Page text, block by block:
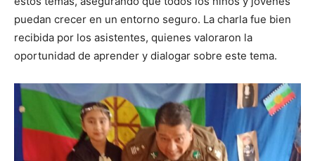
puedan crecer en un entorno seguro. La charla fue bien
recibida por los asistentes, quienes valoraron la
oportunidad de aprender y dialogar sobre este tema.